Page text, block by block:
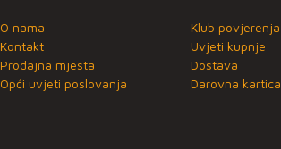
O nama
Kontakt
Prodajna mjesta
Opći uvjeti poslovanja
Klub povjerenja
Uvjeti kupnje
Dostava
Darovna kartica